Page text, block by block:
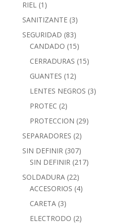
RIEL (1)
SANITIZANTE (3)
SEGURIDAD (83)
CANDADO (15)
CERRADURAS (15)
GUANTES (12)
LENTES NEGROS (3)
PROTEC (2)
PROTECCION (29)
SEPARADORES (2)
SIN DEFINIR (307)
SIN DEFINIR (217)
SOLDADURA (22)
ACCESORIOS (4)
CARETA (3)
ELECTRODO (2)